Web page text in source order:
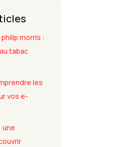
morris :
tabac
les
vos e-
une